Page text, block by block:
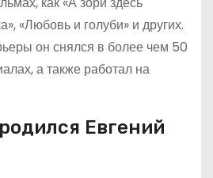
«Любовь и голуби» и других.
он снялся в более чем 50
а также работал на
Евгений